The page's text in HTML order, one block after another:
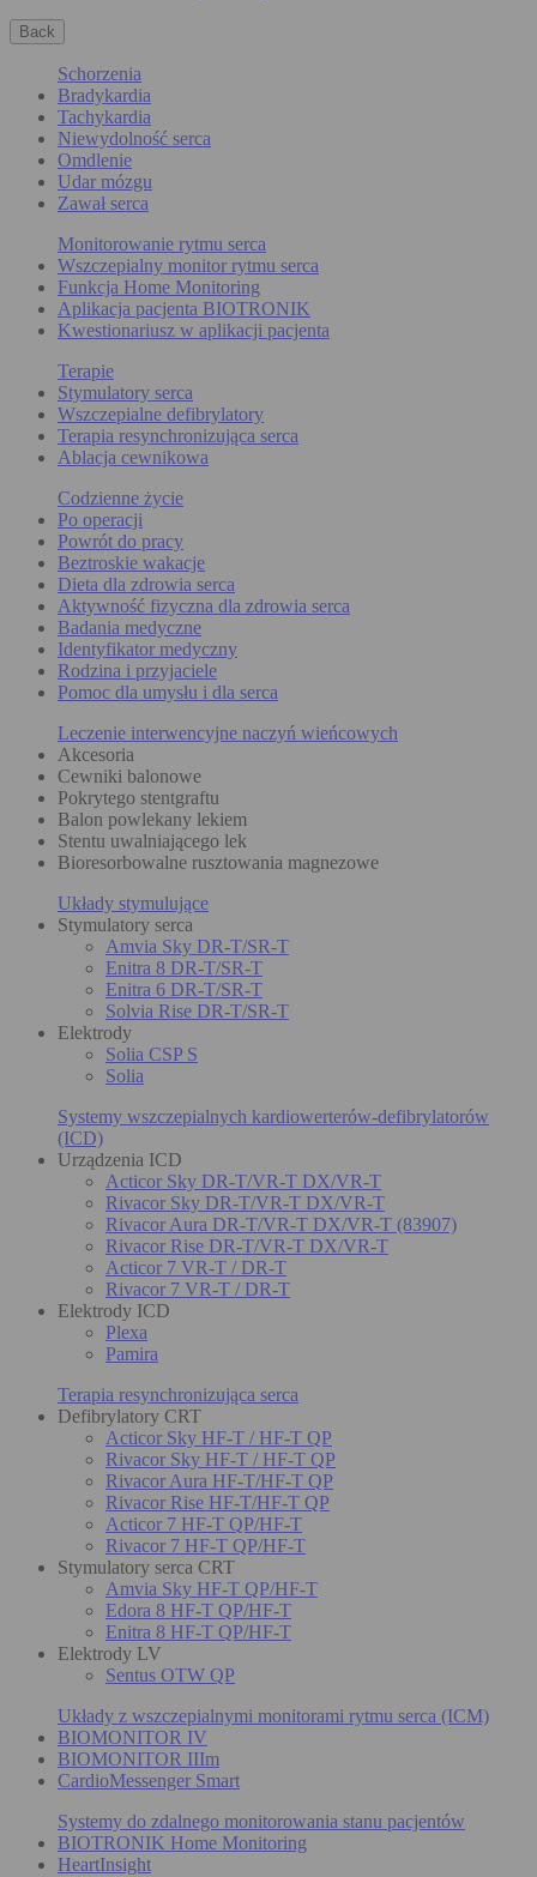
Back
Schorzenia
Bradykardia
Tachykardia
Niewydolność serca
Omdlenie
Udar mózgu
Zawał serca
Monitorowanie rytmu serca
Wszczepialny monitor rytmu serca
Funkcja Home Monitoring
Aplikacja pacjenta BIOTRONIK
Kwestionariusz w aplikacji pacjenta
Terapie
Stymulatory serca
Wszczepialne defibrylatory
Terapia resynchronizująca serca
Ablacja cewnikowa
Codzienne życie
Po operacji
Powrót do pracy
Beztroskie wakacje
Dieta dla zdrowia serca
Aktywność fizyczna dla zdrowia serca
Badania medyczne
Identyfikator medyczny
Rodzina i przyjaciele
Pomoc dla umysłu i dla serca
Leczenie interwencyjne naczyń wieńcowych
Akcesoria
Cewniki balonowe
Pokrytego stentgraftu
Balon powlekany lekiem
Stentu uwalniającego lek
Bioresorbowalne rusztowania magnezowe
Układy stymulujące
Stymulatory serca
Amvia Sky DR-T/SR-T
Enitra 8 DR-T/SR-T
Enitra 6 DR-T/SR-T
Solvia Rise DR-T/SR-T
Elektrody
Solia CSP S
Solia
Systemy wszczepialnych kardiowerterów-defibrylatorów
(ICD)
Urządzenia ICD
Acticor Sky DR-T/VR-T DX/VR-T
Rivacor Sky DR-T/VR-T DX/VR-T
Rivacor Aura DR-T/VR-T DX/VR-T (83907)
Rivacor Rise DR-T/VR-T DX/VR-T
Acticor 7 VR-T / DR-T
Rivacor 7 VR-T / DR-T
Elektrody ICD
Plexa
Pamira
Terapia resynchronizująca serca
Defibrylatory CRT
Acticor Sky HF-T / HF-T QP
Rivacor Sky HF-T / HF-T QP
Rivacor Aura HF-T/HF-T QP
Rivacor Rise HF-T/HF-T QP
Acticor 7 HF-T QP/HF-T
Rivacor 7 HF-T QP/HF-T
Stymulatory serca CRT
Amvia Sky HF-T QP/HF-T
Edora 8 HF-T QP/HF-T
Enitra 8 HF-T QP/HF-T
Elektrody LV
Sentus OTW QP
Układy z wszczepialnymi monitorami rytmu serca (ICM)
BIOMONITOR IV
BIOMONITOR IIIm
CardioMessenger Smart
Systemy do zdalnego monitorowania stanu pacjentów
BIOTRONIK Home Monitoring
HeartInsight